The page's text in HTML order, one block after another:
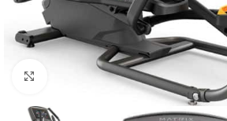
Κλικ για μεγέθυνση